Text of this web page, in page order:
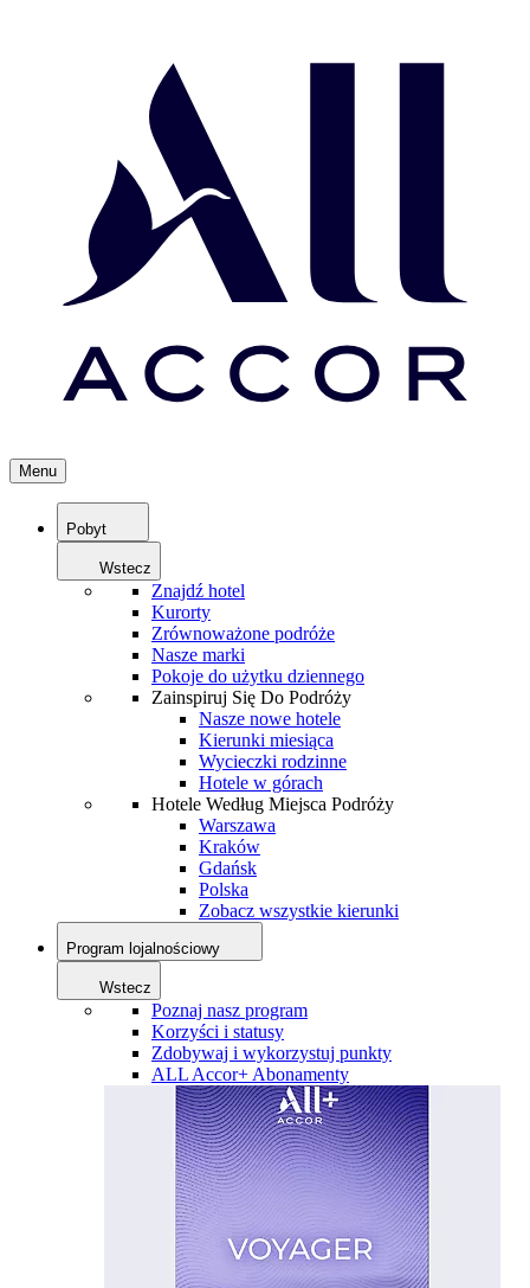
Menu
Pobyt
Wstecz
Znajdź hotel
Kurorty
Zrównoważone podróże
Nasze marki
Pokoje do użytku dziennego
Zainspiruj Się Do Podróży
Nasze nowe hotele
Kierunki miesiąca
Wycieczki rodzinne
Hotele w górach
Hotele Według Miejsca Podróży
Warszawa
Kraków
Gdańsk
Polska
Zobacz wszystkie kierunki
Program lojalnościowy
Wstecz
Poznaj nasz program
Korzyści i statusy
Zdobywaj i wykorzystuj punkty
ALL Accor+ Abonamenty